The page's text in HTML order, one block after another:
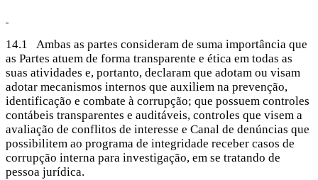
14.1 Ambas as partes consideram de suma importância que
as Partes atuem de forma transparente e ética em todas as
suas atividades e, portanto, declaram que adotam ou visam
adotar mecanismos internos que auxiliem na prevenção,
identificação e combate à corrupção; que possuem controles
contábeis transparentes e auditáveis, controles que visem a
avaliação de conflitos de interesse e Canal de denúncias que
possibilitem ao programa de integridade receber casos de
corrupção interna para investigação, em se tratando de
pessoa jurídica.